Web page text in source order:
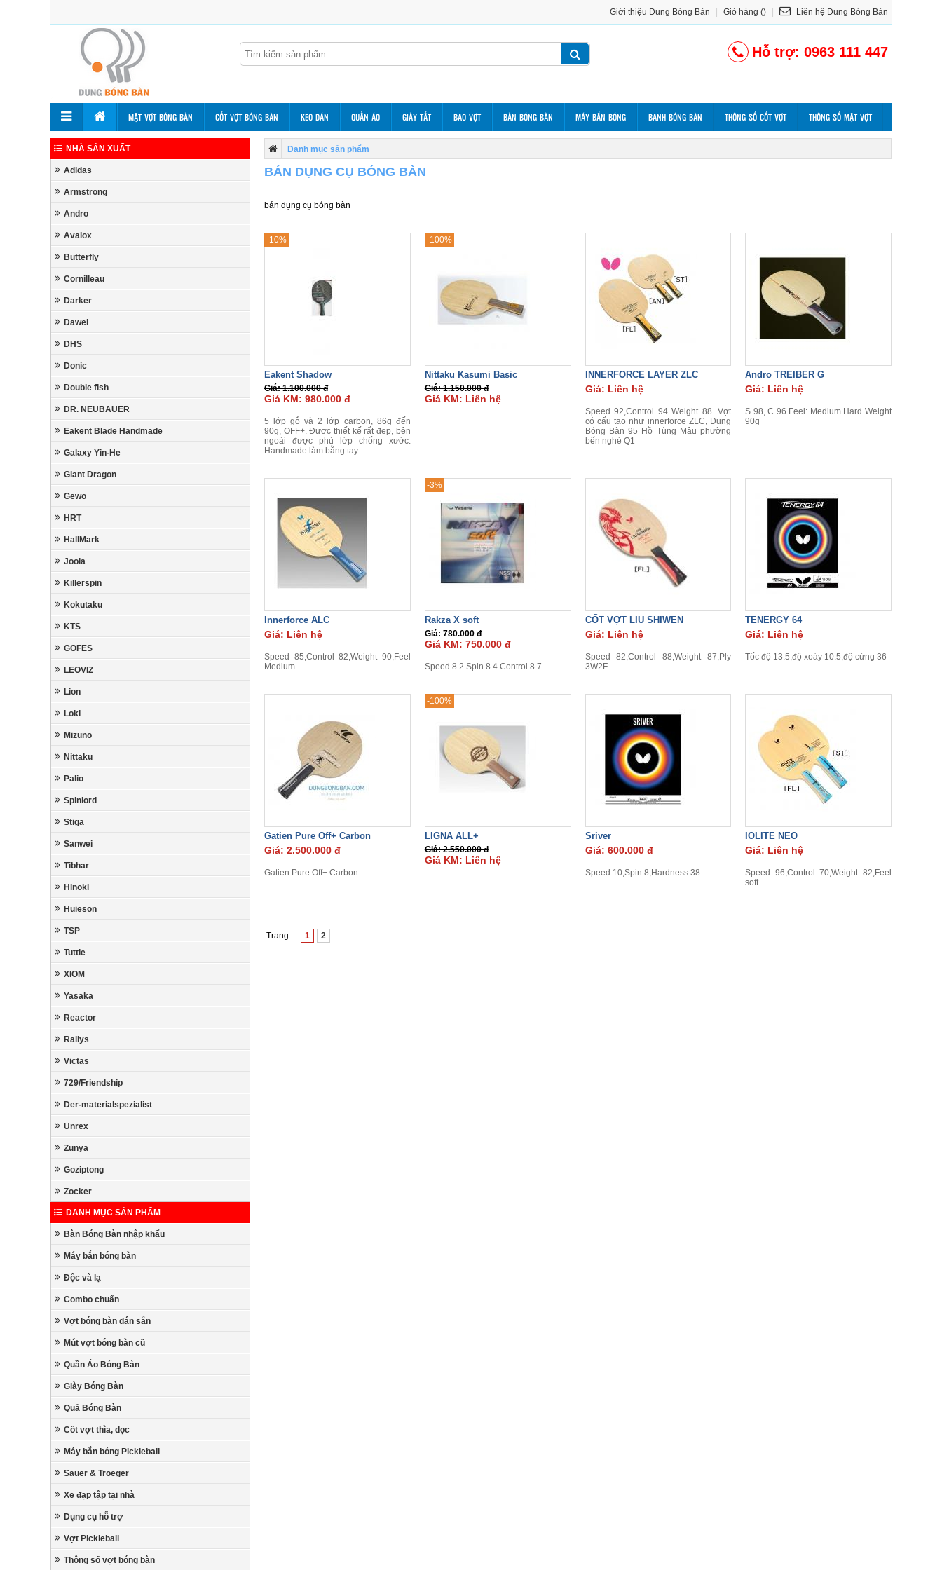
Giới thiệu Dung Bóng Bàn Giỏ hàng () Liên hệ Dung Bóng Bàn
Hỗ trợ: 0963 111 447
MẶT VỢT BÓNG BÀN CỐT VỢT BÓNG BÀN KEO DÁN QUẦN ÁO GIÀY TẤT BAO VỢT BÀN BÓNG BÀN MÁY BẮN BÓNG BANH BÓNG BÀN THÔNG SỐ CỐT VỢT THÔNG SỐ MẶT VỢT
NHÀ SẢN XUẤT
Adidas
Armstrong
Andro
Avalox
Butterfly
Cornilleau
Darker
Dawei
DHS
Donic
Double fish
DR. NEUBAUER
Eakent Blade Handmade
Galaxy Yin-He
Giant Dragon
Gewo
HRT
HallMark
Joola
Killerspin
Kokutaku
KTS
GOFES
LEOVIZ
Lion
Loki
Mizuno
Nittaku
Palio
Spinlord
Stiga
Sanwei
Tibhar
Hinoki
Huieson
TSP
Tuttle
XIOM
Yasaka
Reactor
Rallys
Victas
729/Friendship
Der-materialspezialist
Unrex
Zunya
Goziptong
Zocker
DANH MỤC SẢN PHẨM
Bàn Bóng Bàn nhập khẩu
Máy bắn bóng bàn
Độc và lạ
Combo chuẩn
Vợt bóng bàn dán sẵn
Mút vợt bóng bàn cũ
Quần Áo Bóng Bàn
Giày Bóng Bàn
Quả Bóng Bàn
Cốt vợt thìa, dọc
Máy bắn bóng Pickleball
Sauer & Troeger
Xe đạp tập tại nhà
Dụng cụ hỗ trợ
Vợt Pickleball
Thông số vợt bóng bàn
Danh mục sản phẩm
BÁN DỤNG CỤ BÓNG BÀN
bán dụng cụ bóng bàn
-10%
Eakent Shadow
Giá: 1.100.000 đ
Giá KM: 980.000 đ
5 lớp gỗ và 2 lớp carbon, 86g đến
90g, OFF+. Được thiết kế rất đẹp, bên
ngoài được phủ lớp chống xước.
Handmade làm bằng tay
-100%
Nittaku Kasumi Basic
Giá: 1.150.000 đ
Giá KM: Liên hệ
INNERFORCE LAYER ZLC
Giá: Liên hệ
Speed 92,Control 94 Weight 88. Vợt
có cấu tạo như innerforce ZLC, Dung
Bóng Bàn 95 Hồ Tùng Mậu phường
bến nghé Q1
Andro TREIBER G
Giá: Liên hệ
S 98, C 96 Feel: Medium Hard Weight
90g
Innerforce ALC
Giá: Liên hệ
Speed 85,Control 82,Weight 90,Feel
Medium
-3%
Rakza X soft
Giá: 780.000 đ
Giá KM: 750.000 đ
Speed 8.2 Spin 8.4 Control 8.7
CỐT VỢT LIU SHIWEN
Giá: Liên hệ
Speed 82,Control 88,Weight 87,Ply
3W2F
TENERGY 64
Giá: Liên hệ
Tốc độ 13.5,độ xoáy 10.5,độ cứng 36
Gatien Pure Off+ Carbon
Giá: 2.500.000 đ
Gatien Pure Off+ Carbon
-100%
LIGNA ALL+
Giá: 2.550.000 đ
Giá KM: Liên hệ
Sriver
Giá: 600.000 đ
Speed 10,Spin 8,Hardness 38
IOLITE NEO
Giá: Liên hệ
Speed 96,Control 70,Weight 82,Feel
soft
Trang: 1 2